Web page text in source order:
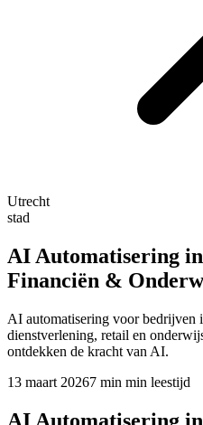
Utrecht
stad
AI Automatisering
Financiën &
AI automatisering voor bedrijven
dienstverlening, retail en
ontdekken de kracht van AI.
13 maart 20267 min min leestijd
AI Automatisering